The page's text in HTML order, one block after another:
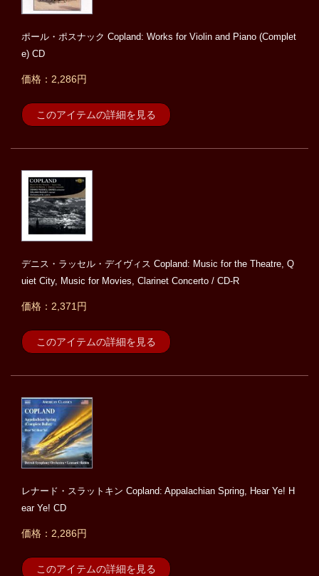
ポール・ポスナック Copland: Works for Violin and Piano (Complet
e) CD
価格：2,286円
このアイテムの詳細を見る
デニス・ラッセル・デイヴィス Copland: Music for the Theatre, Q
uiet City, Music for Movies, Clarinet Concerto / CD-R
価格：2,371円
このアイテムの詳細を見る
レナード・スラットキン Copland: Appalachian Spring, Hear Ye! H
ear Ye! CD
価格：2,286円
このアイテムの詳細を見る